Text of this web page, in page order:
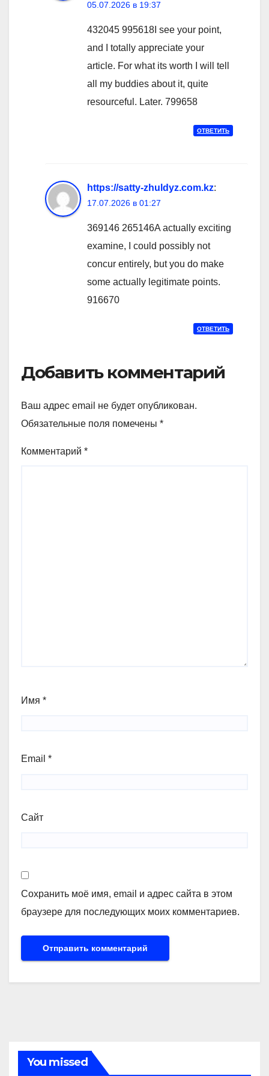
05.07.2026 в 19:37
432045 995618I see your point,
and I totally appreciate your
article. For what its worth I will tell
all my buddies about it, quite
resourceful. Later. 799658
ОТВЕТИТЬ
https://satty-zhuldyz.com.kz:
17.07.2026 в 01:27
369146 265146A actually exciting
examine, I could possibly not
concur entirely, but you do make
some actually legitimate points.
916670
ОТВЕТИТЬ
Добавить комментарий
Ваш адрес email не будет опубликован.
Обязательные поля помечены *
Комментарий *
Имя *
Email *
Сайт
Сохранить моё имя, email и адрес сайта в этом
браузере для последующих моих комментариев.
You missed